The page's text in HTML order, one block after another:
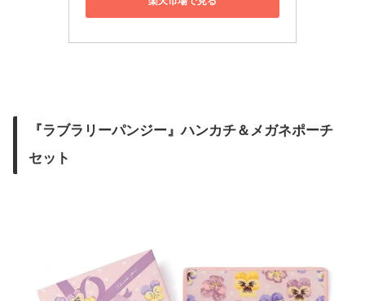
『ラブラリーパンジー』ハンカチ＆メガネポーチ
セット